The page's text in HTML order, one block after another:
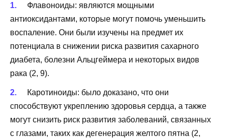
Флавоноиды: являются мощными
антиоксидантами, которые могут помочь уменьшить
воспаление. Они были изучены на предмет их
потенциала в снижении риска развития сахарного
диабета, болезни Альцгеймера и некоторых видов
рака (2, 9).
Каротиноиды: было доказано, что они
способствуют укреплению здоровья сердца, а также
могут снизить риск развития заболеваний, связанных
с глазами, таких как дегенерация желтого пятна (2,